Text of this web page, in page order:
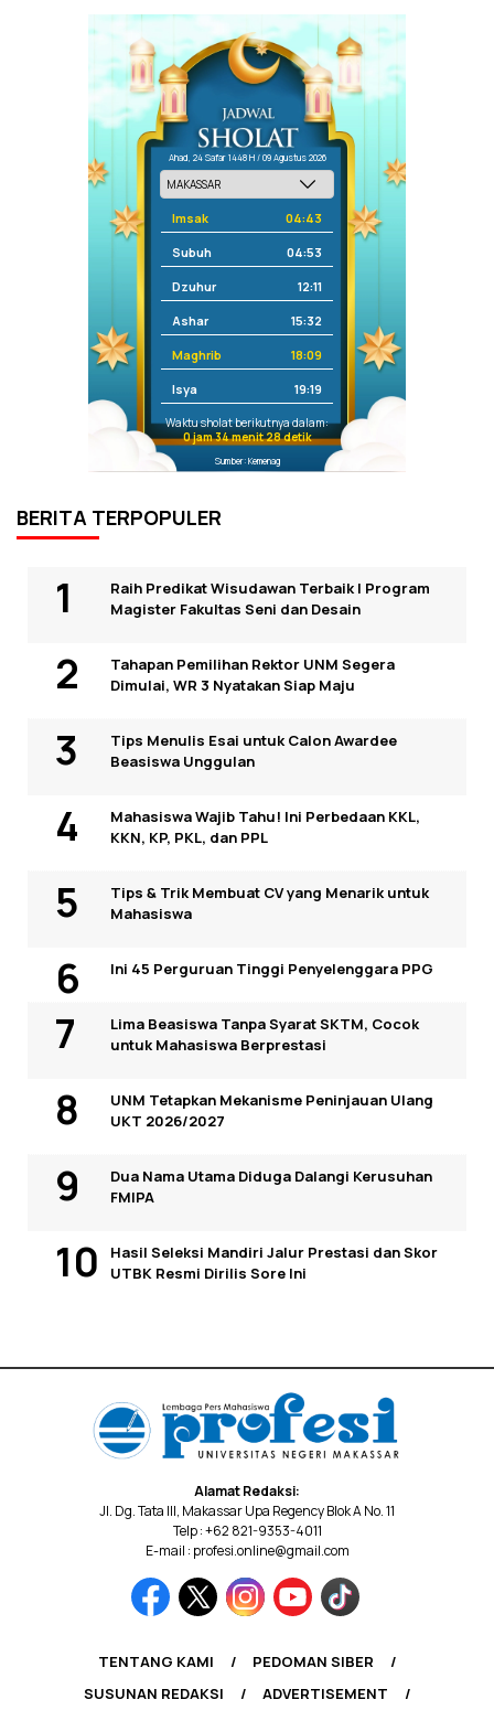
Ahad, 24 Safar 1448 H / 09 Agustus 2026
Imsak 04:43
Subuh 04:53
Dzuhur 12:11
Ashar 15:32
Maghrib 18:09
Isya 19:19
Waktu sholat berikutnya dalam:
0 jam 34 menit 28 detik
Sumber: Kemenag
BERITA TERPOPULER
Raih Predikat Wisudawan Terbaik I Program
Magister Fakultas Seni dan Desain
Tahapan Pemilihan Rektor UNM Segera
Dimulai, WR 3 Nyatakan Siap Maju
Tips Menulis Esai untuk Calon Awardee
Beasiswa Unggulan
Mahasiswa Wajib Tahu! Ini Perbedaan KKL,
KKN, KP, PKL, dan PPL
Tips & Trik Membuat CV yang Menarik untuk
Mahasiswa
Ini 45 Perguruan Tinggi Penyelenggara PPG
Lima Beasiswa Tanpa Syarat SKTM, Cocok
untuk Mahasiswa Berprestasi
UNM Tetapkan Mekanisme Peninjauan Ulang
UKT 2026/2027
Dua Nama Utama Diduga Dalangi Kerusuhan
FMIPA
Hasil Seleksi Mandiri Jalur Prestasi dan Skor
UTBK Resmi Dirilis Sore Ini
Alamat Redaksi:
Jl. Dg. Tata III, Makassar Upa Regency Blok A No. 11
Telp : +62 821-9353-4011
E-mail : profesi.online@gmail.com
TENTANG KAMI
PEDOMAN SIBER
SUSUNAN REDAKSI
ADVERTISEMENT